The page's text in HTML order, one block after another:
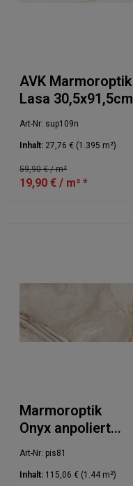
AVK Marmoroptik
Lasa 30,5x91,5cm
Art-Nr: sup109n
Inhalt: 27,76 € (1.395 m²)
59,90 € / m²
19,90 € / m² *
Marmoroptik
Onyx anpoliert
60x120cm
Art-Nr: pis81
Inhalt: 115,06 € (1.44 m²)